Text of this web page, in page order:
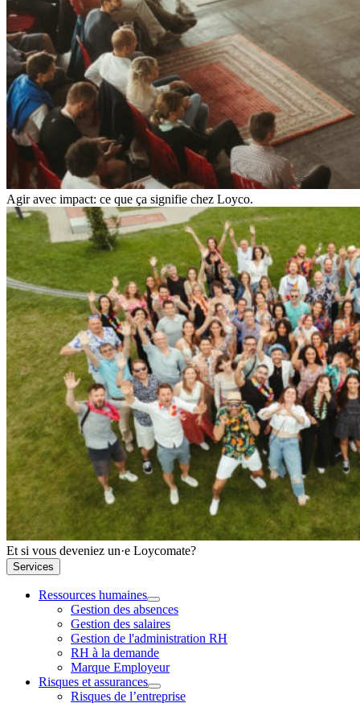
Agir avec impact: ce que ça signifie chez Loyco.
Et si vous deveniez un·e Loycomate?
Services
Ressources humaines
Gestion des absences
Gestion des salaires
Gestion de l'administration RH
RH à la demande
Marque Employeur
Risques et assurances
Risques de l’entreprise